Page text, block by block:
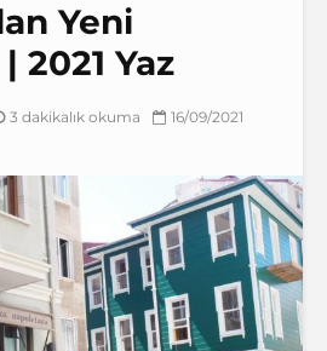
Yeni
2021 Yaz
3 dakikalık okuma 16/09/2021